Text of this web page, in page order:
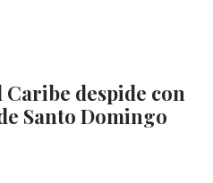
despide con
Santo Domingo